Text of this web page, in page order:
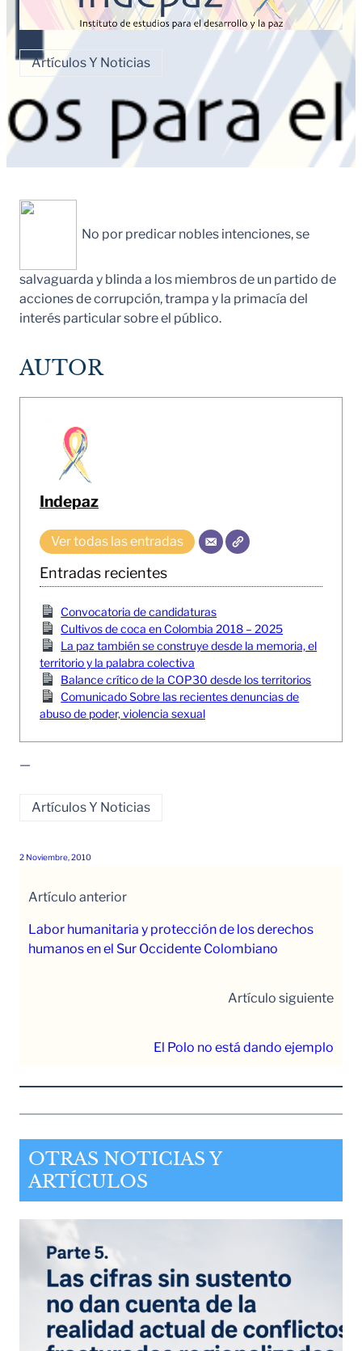
Artículos Y Noticias
No por predicar nobles intenciones, se
salvaguarda y blinda a los miembros de un partido de
acciones de corrupción, trampa y la primacía del
interés particular sobre el público.
AUTOR
Indepaz
Ver todas las entradas
Entradas recientes
Convocatoria de candidaturas
Cultivos de coca en Colombia 2018 – 2025
La paz también se construye desde la memoria, el
territorio y la palabra colectiva
Balance crítico de la COP30 desde los territorios
Comunicado Sobre las recientes denuncias de
abuso de poder, violencia sexual
—
Artículos Y Noticias
2 Noviembre, 2010
Artículo anterior
Labor humanitaria y protección de los derechos
humanos en el Sur Occidente Colombiano
Artículo siguiente
El Polo no está dando ejemplo
OTRAS NOTICIAS Y
ARTÍCULOS